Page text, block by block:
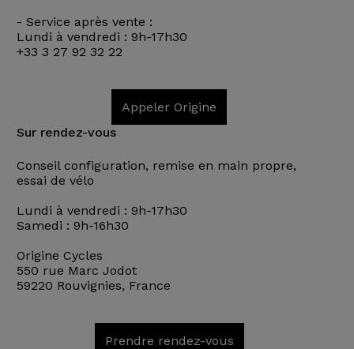
- Service après vente :
Lundi à vendredi : 9h-17h30
+33 3 27 92 32 22
Appeler Origine
Sur rendez-vous
Conseil configuration, remise en main propre,
essai de vélo
Lundi à vendredi : 9h-17h30
Samedi : 9h-16h30
Origine Cycles
550 rue Marc Jodot
59220 Rouvignies, France
Prendre rendez-vous